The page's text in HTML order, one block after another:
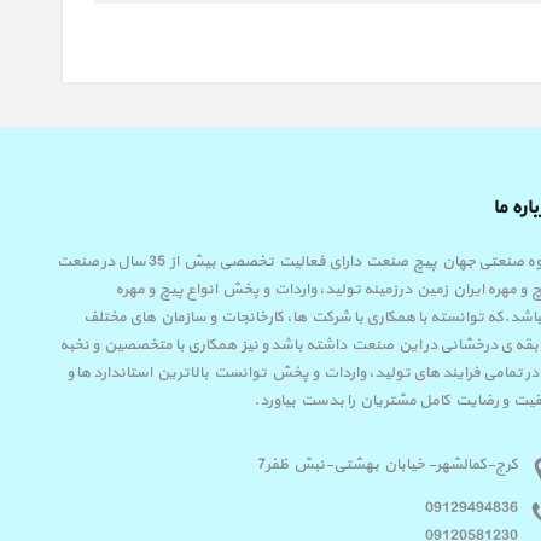
ما
گروه صنعتی جهان پیچ صنعت دارای فعالیت تخصصی بیش از 35 سال در صنعت
و مهره ایران زمین درزمینه تولید، واردات و پخش انواع پیچ و مهره
توانسته با همکاری با شرکت ها، کارخانجات و سازمان های مختلف
ی درخشانی در این صنعت داشته باشد و نیز همکاری با متخصصین و نخبه
تمامی فرایند های تولید، واردات و پخش توانست بالاترین استاندارد ها و
و رضایت کامل مشتریان را بدست بیاورد.
کرج-کمالشهر- خیابان بهشتی-نبش ظفر7
09129494836
09120581230